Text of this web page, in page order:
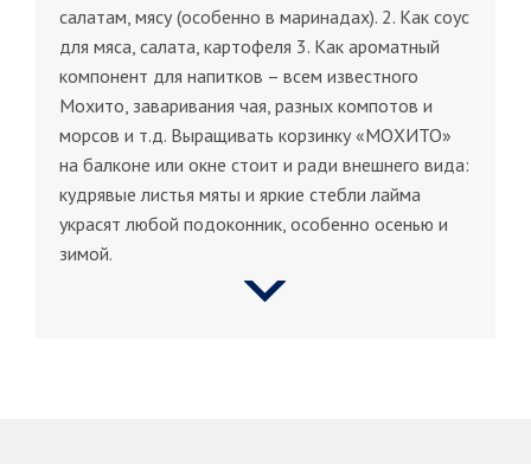
салатам, мясу (особенно в маринадах). 2. Как соус
для мяса, салата, картофеля 3. Как ароматный
компонент для напитков – всем известного
Мохито, заваривания чая, разных компотов и
морсов и т.д. Выращивать корзинку «МОХИТО»
на балконе или окне стоит и ради внешнего вида:
кудрявые листья мяты и яркие стебли лайма
украсят любой подоконник, особенно осенью и
зимой.